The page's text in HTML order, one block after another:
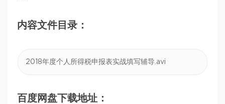
内容文件目录：
2018年度个人所得税申报表实战填写辅导.avi
百度网盘下载地址：